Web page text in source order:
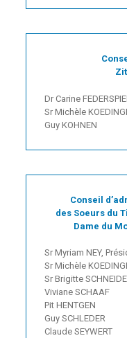
Dr Carine
Sr Michèle
Guy KOHNEN
Conseil
des Soeurs du
Dame du
Sr Myriam NEY,
Sr Michèle
Sr Brigitte
Viviane SCHAAF
Pit HENTGEN
Guy SCHLEDER
Claude SEYWERT